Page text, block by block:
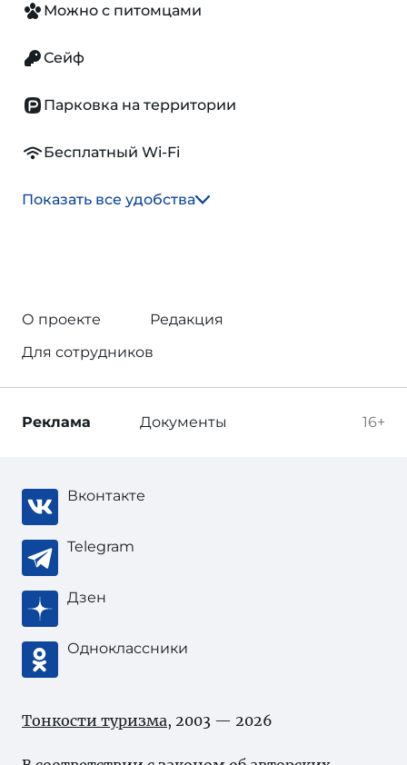
Можно с питомцами
Сейф
Парковка на территории
Бесплатный Wi-Fi
Показать все удобства
О проекте
Редакция
Для сотрудников
16+
Реклама Документы
Вконтакте
Telegram
Дзен
Одноклассники
Тонкости туризма, 2003 — 2026